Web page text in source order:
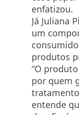
enfatizou.
Já Juliana
um
produtos
“O
por quem
entende